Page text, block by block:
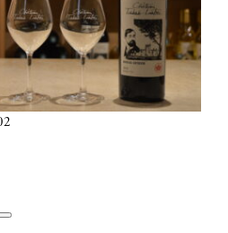
Recherche